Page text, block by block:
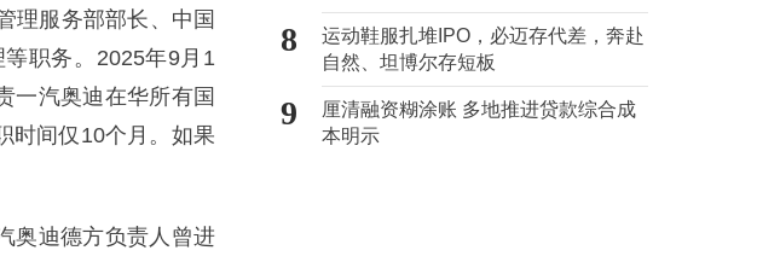
理服务部部长、中国
职务。2025年9月1
一汽奥迪在华所有国
时间仅10个月。如果
奥迪德方负责人曾进
8
运动鞋服扎堆IPO，必迈存代差，奔赴
自然、坦博尔存短板
9
厘清融资糊涂账 多地推进贷款综合成
本明示